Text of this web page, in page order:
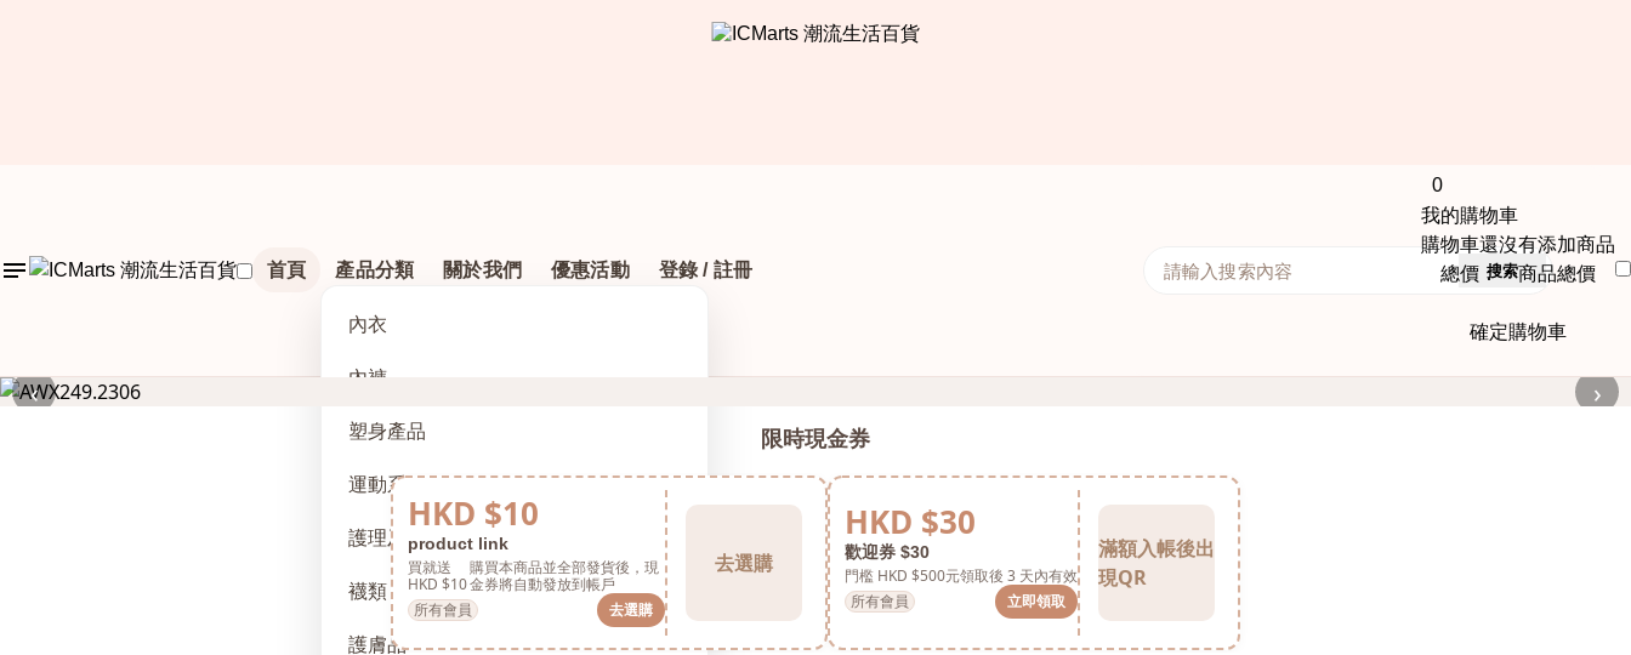
首頁 產品分類
內衣
內褲
塑身產品
運動系列
護理及配件
襪類
護膚品
關於我們 優惠活動 登錄 / 註冊
0
我的購物車
購物車還沒有添加商品
總價： 商品總價
確定購物車
搜索
‹ ›
限時現金券
HKD $10
product link
買就送
HKD $10
購買本商品並全部發貨後，現
金券將自動發放到帳戶
所有會員
去選購
去選購
HKD $30
歡迎券 $30
門檻 HKD $500元領取後 3 天內有效
所有會員
立即領取
滿額入帳後出
現QR